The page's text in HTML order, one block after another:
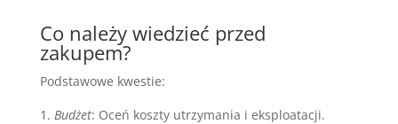
Co należy wiedzieć przed
zakupem?
Podstawowe kwestie:
Budżet: Oceń koszty utrzymania i eksploatacji.